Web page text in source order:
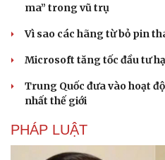
ma” trong vũ trụ
Vì sao các hãng từ bỏ pin
Microsoft tăng tốc đầu tư
Trung Quốc đưa vào hoạt
nhất thế giới
PHÁP LUẬT